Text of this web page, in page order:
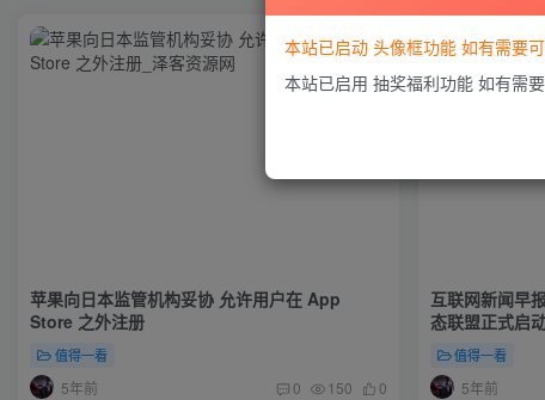
苹果向日本监管机构妥协 允许用户在 App
Store 之外注册
值得一看
5年前 0 150 0
互联网新闻早
态联盟正式启
万款，游戏类
值得一看
5年前
本站已启动 头像框功能 如有需要
本站已启用 抽奖福利功能 如有需